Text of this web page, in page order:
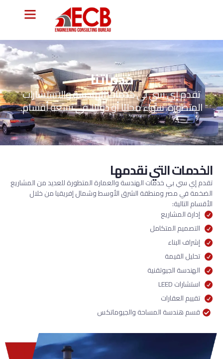
خدماتنا
تقدم إي سي بي خدمات الهندسة والاستشارات
المتطورة، سواء محليًا أو دوليًا، في تسعة أقسام.
الخدمات التي نقدمها
تقدم إي سي بي خدمات الهندسة والعمارة المتطورة للعديد من المشاريع
الضخمة في مصر ومنطقة الشرق الأوسط وشمال إفريقيا من خلال
الأقسام التالية:
إدارة المشاريع
التصميم المتكامل
إشراف البناء
تحليل القيمة
الهندسة الجيوتقنية
استشارات LEED
تقييم العقارات
قسم هندسة المساحة والجيوماتكس